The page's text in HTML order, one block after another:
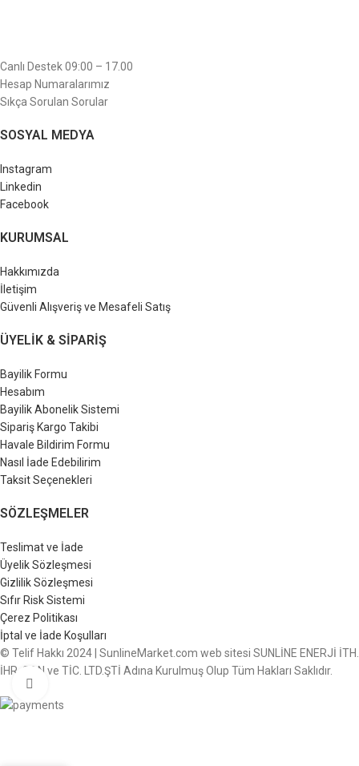
Canlı Destek 09:00 – 17.00
Hesap Numaralarımız
Sıkça Sorulan Sorular
SOSYAL MEDYA
Instagram
Linkedin
Facebook
KURUMSAL
Hakkımızda
İletişim
Güvenli Alışveriş ve Mesafeli Satış
ÜYELIK & SIPARIŞ
Bayilik Formu
Hesabım
Bayilik Abonelik Sistemi
Sipariş Kargo Takibi
Havale Bildirim Formu
Nasıl İade Edebilirim
Taksit Seçenekleri
SÖZLEŞMELER
Teslimat ve İade
Üyelik Sözleşmesi
Gizlilik Sözleşmesi
Sıfır Risk Sistemi
Çerez Politikası
İptal ve İade Koşulları
© Telif Hakkı 2024 | SunlineMarket.com web sitesi SUNLİNE ENERJİ İTH.
İHR. SAN ve TİC. LTD.ŞTİ Adına Kurulmuş Olup Tüm Hakları Saklıdır.